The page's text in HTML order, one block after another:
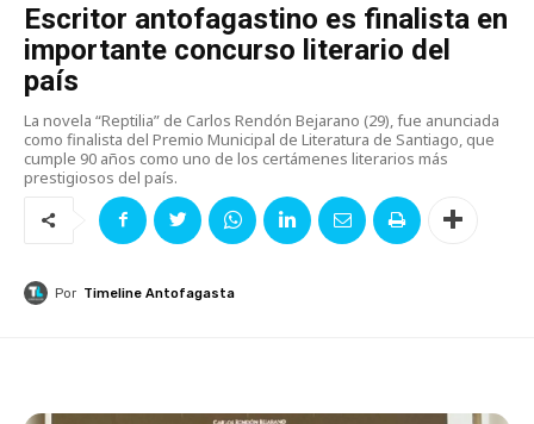
Escritor antofagastino es finalista en
importante concurso literario del
país
La novela “Reptilia” de Carlos Rendón Bejarano (29), fue anunciada
como finalista del Premio Municipal de Literatura de Santiago, que
cumple 90 años como uno de los certámenes literarios más
prestigiosos del país.
Por Timeline Antofagasta